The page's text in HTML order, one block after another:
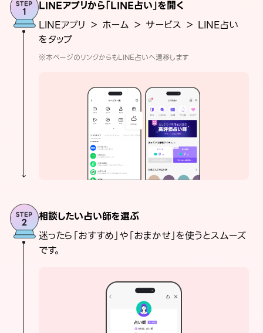
LINEアプリから「LINE占い」を開く
LINEアプリ ＞ ホーム ＞ サービス ＞ LINE占い
をタップ
※本ページのリンクからもLINE占いへ遷移します
相談したい占い師を選ぶ
迷ったら「おすすめ」や「おまかせ」を使うとスムーズ
です。